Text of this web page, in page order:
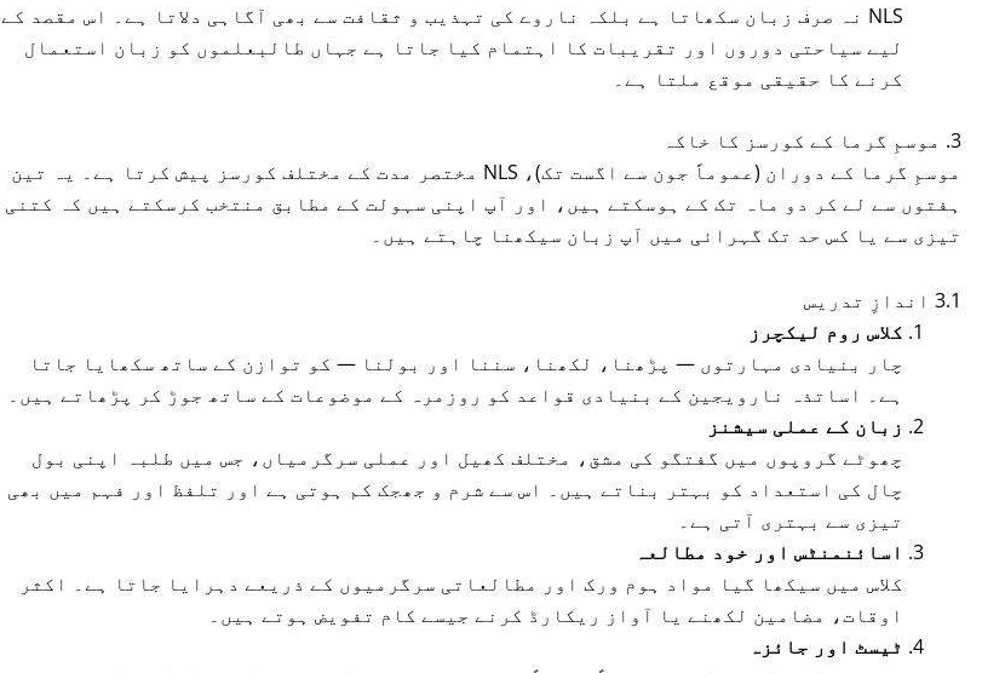
NLS نہ صرف زبان سکھاتا ہے بلکہ ناروے کی تہذیب و ثقافت سے بھی آگاہی دلاتا ہے۔ اس مقصد کے
لیے سیاحتی دوروں اور تقریبات کا اہتمام کیا جاتا ہے جہاں طالبعلموں کو زبان استعمال
کرنے کا حقیقی موقع ملتا ہے۔
3. موسمِ گرما کے کورسز کا خاکہ
موسمِ گرما کے دوران (عموماً جون سے اگست تک)، NLS مختصر مدت کے مختلف کورسز پیش کرتا ہے۔ یہ تین
ہفتوں سے لے کر دو ماہ تک کے ہوسکتے ہیں، اور آپ اپنی سہولت کے مطابق منتخب کرسکتے ہیں کہ کتنی
تیزی سے یا کس حد تک گہرائی میں آپ زبان سیکھنا چاہتے ہیں۔
3.1 اندازِ تدریس
کلاس روم لیکچرز
چار بنیادی مہارتوں — پڑھنا، لکھنا، سننا اور بولنا — کو توازن کے ساتھ سکھایا جاتا
ہے۔ اساتذہ نارویجین کے بنیادی قواعد کو روزمرہ کے موضوعات کے ساتھ جوڑ کر پڑھاتے ہیں۔
زبان کے عملی سیشنز
چھوٹے گروپوں میں گفتگو کی مشق، مختلف کھیل اور عملی سرگرمیاں، جس میں طلبہ اپنی بول
چال کی استعداد کو بہتر بناتے ہیں۔ اس سے شرم و جھجک کم ہوتی ہے اور تلفظ اور فہم میں بھی
تیزی سے بہتری آتی ہے۔
اسائنمنٹس اور خود مطالعہ
کلاس میں سیکھا گیا مواد ہوم ورک اور مطالعاتی سرگرمیوں کے ذریعے دہرایا جاتا ہے۔ اکثر
اوقات، مضامین لکھنے یا آواز ریکارڈ کرنے جیسے کام تفویض ہوتے ہیں۔
ٹیسٹ اور جائزہ